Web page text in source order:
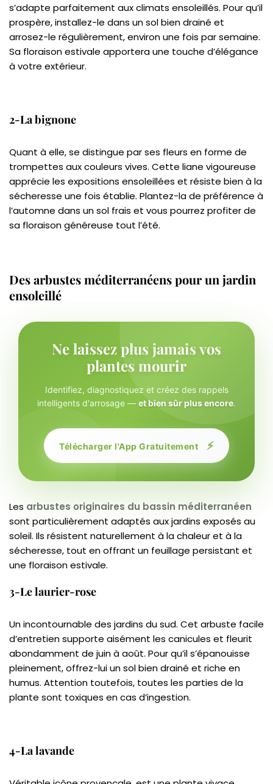
s’adapte parfaitement aux climats ensoleillés. Pour qu’il
prospère, installez-le dans un sol bien drainé et
arrosez-le régulièrement, environ une fois par semaine.
Sa floraison estivale apportera une touche d’élégance
à votre extérieur.
2-La bignone
Quant à elle, se distingue par ses fleurs en forme de
trompettes aux couleurs vives. Cette liane vigoureuse
apprécie les expositions ensoleillées et résiste bien à la
sécheresse une fois établie. Plantez-la de préférence à
l’automne dans un sol frais et vous pourrez profiter de
sa floraison généreuse tout l’été.
Des arbustes méditerranéens pour un jardin
ensoleillé
Ne laissez plus jamais vos
plantes mourir
Identifiez, diagnostiquez et créez des rappels
intelligents d'arrosage — et bien sûr plus encore.
Télécharger l'App Gratuitement ⚡
Les arbustes originaires du bassin méditerranéen
sont particulièrement adaptés aux jardins exposés au
soleil. Ils résistent naturellement à la chaleur et à la
sécheresse, tout en offrant un feuillage persistant et
une floraison estivale.
3-Le laurier-rose
Un incontournable des jardins du sud. Cet arbuste facile
d’entretien supporte aisément les canicules et fleurit
abondamment de juin à août. Pour qu’il s’épanouisse
pleinement, offrez-lui un sol bien drainé et riche en
humus. Attention toutefois, toutes les parties de la
plante sont toxiques en cas d’ingestion.
4-La lavande